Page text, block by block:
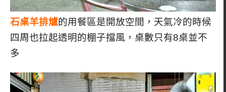
石桌羊排爐的用餐區是開放空間，天氣冷的時候
四周也拉起透明的棚子擋風，桌數只有8桌並不
多